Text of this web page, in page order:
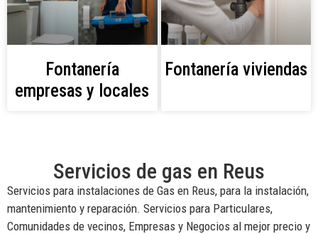
Fontanería
empresas y locales
Fontanería viviendas
Servicios de gas en Reus
Servicios para instalaciones de Gas en Reus, para la instalación,
mantenimiento y reparación. Servicios para Particulares,
Comunidades de vecinos, Empresas y Negocios al mejor precio y